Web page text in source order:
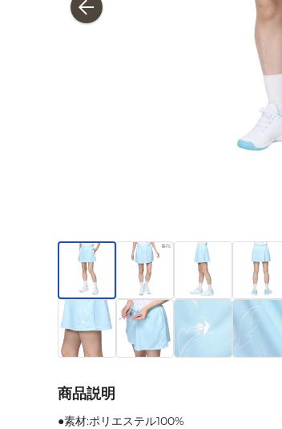
商品説明
●素材:ポリエステル100%